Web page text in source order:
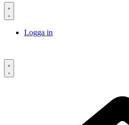
Logga in